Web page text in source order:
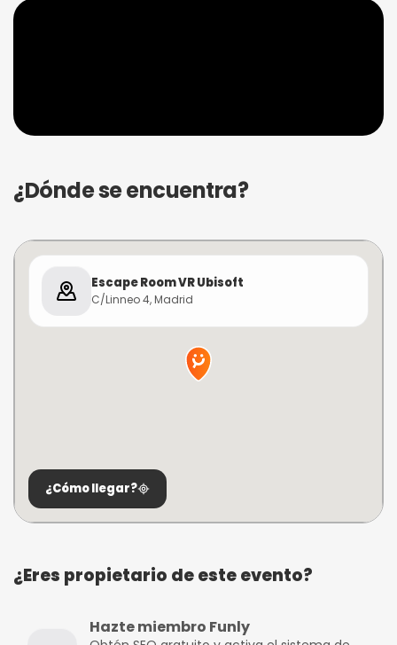
¿Dónde se encuentra?
Escape Room VR Ubisoft
C/Linneo 4, Madrid
¿Cómo llegar?
¿Eres propietario de este evento?
Hazte miembro Funly